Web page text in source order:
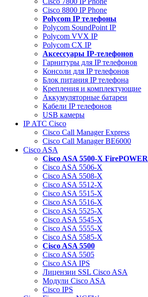
Cisco 8800 IP Phone
Polycom IP телефоны
Polycom SoundPoint IP
Polycom VVX IP
Polycom CX IP
Аксессуары IP-телефонов
Гарнитуры для IP телефонов
Консоли для IP телефонов
Блок питания IP телефона
Крепления и комплектующие
Аккумуляторные батареи
Кабели IP телефонов
USB камеры
IP АТС Cisco
Cisco Call Manager Express
Cisco Call Manager BE6000
Cisco ASA
Cisco ASA 5500-X FirePOWER
Cisco ASA 5506-X
Cisco ASA 5508-X
Cisco ASA 5512-X
Cisco ASA 5515-X
Cisco ASA 5516-X
Cisco ASA 5525-X
Cisco ASA 5545-X
Cisco ASA 5555-X
Cisco ASA 5585-X
Cisco ASA 5500
Cisco ASA 5505
Cisco ASA IPS
Лицензии SSL Cisco ASA
Модули Cisco ASA
Cisco IPS